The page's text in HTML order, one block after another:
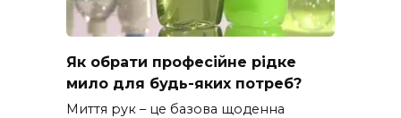
Як обрати професійне рідке
мило для будь-яких потреб?
Миття рук – це базова щоденна